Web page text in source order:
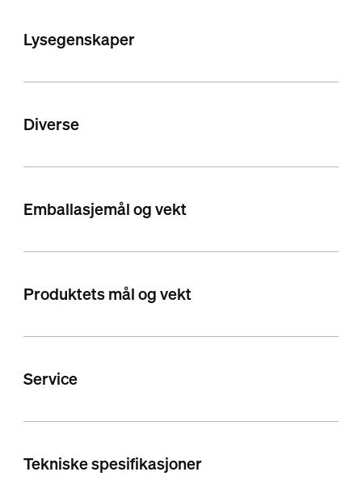
Lysegenskaper
Diverse
Emballasjemål og vekt
Produktets mål og vekt
Service
Tekniske spesifikasjoner